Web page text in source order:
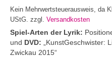
Kein Mehrwertsteuerausweis, da
UStG. zzgl. Versandkosten
Spiel-Arten der Lyrik:
und DVD: „KunstGeschwister:
Zwickau 2015“